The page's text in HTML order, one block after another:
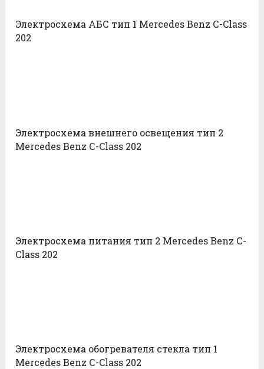
Электросхема АБС тип 1 Mercedes Benz С-Class
202
Электросхема внешнего освещения тип 2
Mercedes Benz С-Class 202
Электросхема питания тип 2 Mercedes Benz С-
Class 202
Электросхема обогревателя стекла тип 1
Mercedes Benz С-Class 202